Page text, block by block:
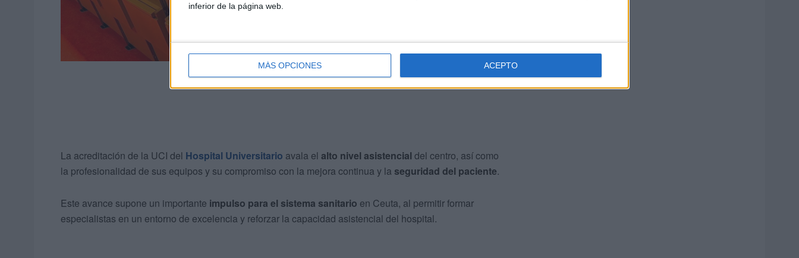
inferior de la página web.
MÁS OPCIONES ACEPTO
La acreditación de la UCI del Hospital Universitario avala el alto nivel asistencial del centro, así como
la profesionalidad de sus equipos y su compromiso con la mejora continua y la seguridad del paciente.
Este avance supone un importante impulso para el sistema sanitario en Ceuta, al permitir formar
especialistas en un entorno de excelencia y reforzar la capacidad asistencial del hospital.